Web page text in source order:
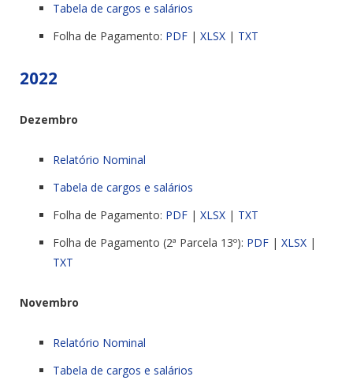
Tabela de cargos e salários
Folha de Pagamento: PDF | XLSX | TXT
2022
Dezembro
Relatório Nominal
Tabela de cargos e salários
Folha de Pagamento: PDF | XLSX | TXT
Folha de Pagamento (2ª Parcela 13º): PDF | XLSX |
TXT
Novembro
Relatório Nominal
Tabela de cargos e salários